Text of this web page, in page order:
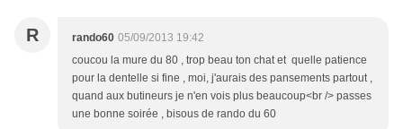
R rando60 05/09/2013 19:42
coucou la mure du 80 , trop beau ton chat et quelle patience
pour la dentelle si fine , moi, j'aurais des pansements partout ,
quand aux butineurs je n'en vois plus beaucoup<br /> passes
une bonne soirée , bisous de rando du 60